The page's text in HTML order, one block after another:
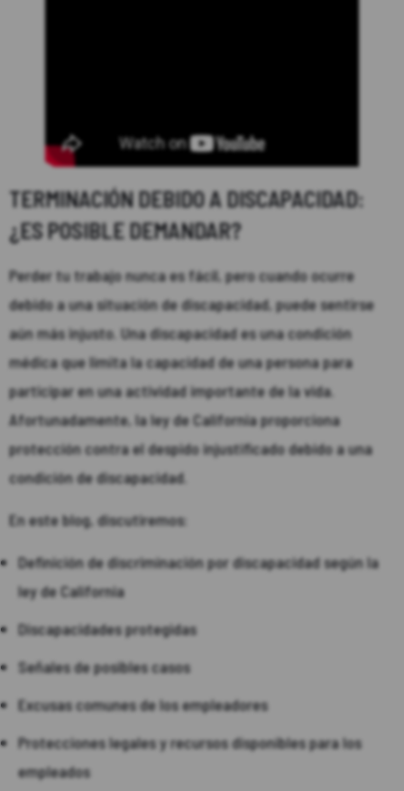
TERMINACIÓN DEBIDO A DISCAPACIDAD:
¿ES POSIBLE DEMANDAR?
Perder tu trabajo nunca es fácil, pero cuando ocurre
debido a una situación de discapacidad, puede sentirse
aún más injusto. Una discapacidad es una condición
médica que limita la capacidad de una persona para
participar en una actividad importante de la vida.
Afortunadamente, la ley de California proporciona
protección contra el despido injustificado debido a una
condición de discapacidad.
En este blog, discutiremos:
Definición de discriminación por discapacidad según la
ley de California
Discapacidades protegidas
Señales de posibles casos
Excusas comunes de los empleadores
Protecciones legales y recursos disponibles para los
empleados